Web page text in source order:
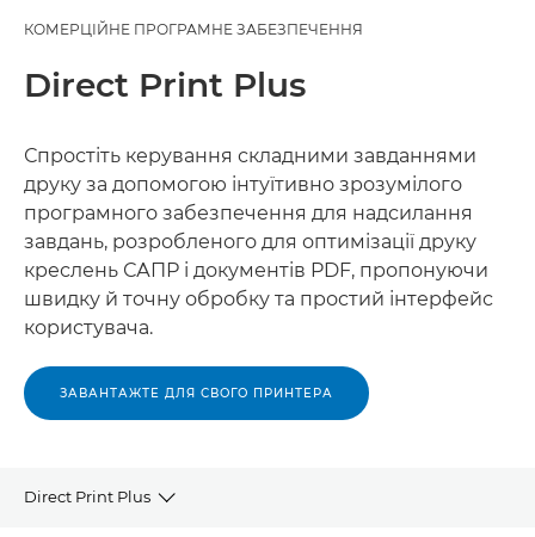
КОМЕРЦІЙНЕ ПРОГРАМНЕ ЗАБЕЗПЕЧЕННЯ
Direct Print Plus
Спростіть керування складними завданнями
друку за допомогою інтуїтивно зрозумілого
програмного забезпечення для надсилання
завдань, розробленого для оптимізації друку
креслень САПР і документів PDF, пропонуючи
швидку й точну обробку та простий інтерфейс
користувача.
ЗАВАНТАЖТЕ ДЛЯ СВОГО ПРИНТЕРА
Direct Print Plus